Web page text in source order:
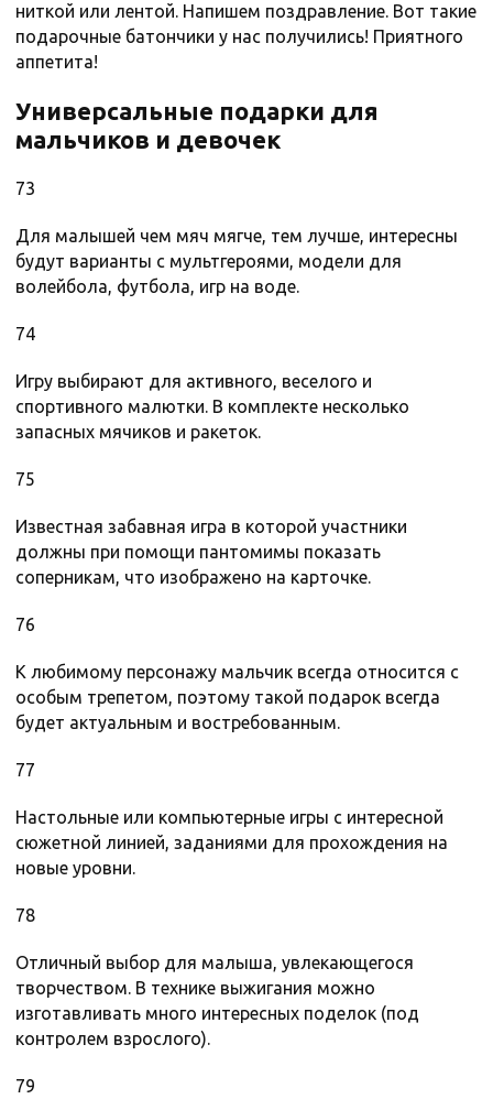
ниткой или лентой. Напишем поздравление. Вот такие
подарочные батончики у нас получились! Приятного
аппетита!
Универсальные подарки для
мальчиков и девочек
73
Для малышей чем мяч мягче, тем лучше, интересны
будут варианты с мультгероями, модели для
волейбола, футбола, игр на воде.
74
Игру выбирают для активного, веселого и
спортивного малютки. В комплекте несколько
запасных мячиков и ракеток.
75
Известная забавная игра в которой участники
должны при помощи пантомимы показать
соперникам, что изображено на карточке.
76
К любимому персонажу мальчик всегда относится с
особым трепетом, поэтому такой подарок всегда
будет актуальным и востребованным.
77
Настольные или компьютерные игры с интересной
сюжетной линией, заданиями для прохождения на
новые уровни.
78
Отличный выбор для малыша, увлекающегося
творчеством. В технике выжигания можно
изготавливать много интересных поделок (под
контролем взрослого).
79